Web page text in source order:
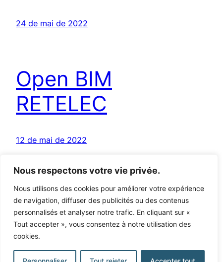
Nous respectons votre vie privée.
Nous utilisons des cookies pour améliorer votre expérience
de navigation, diffuser des publicités ou des contenus
personnalisés et analyser notre trafic. En cliquant sur «
Tout accepter », vous consentez à notre utilisation des
cookies.
24 de mai de 2022
Open BIM
RETELEC
12 de mai de 2022
Learning Open BIM Systems